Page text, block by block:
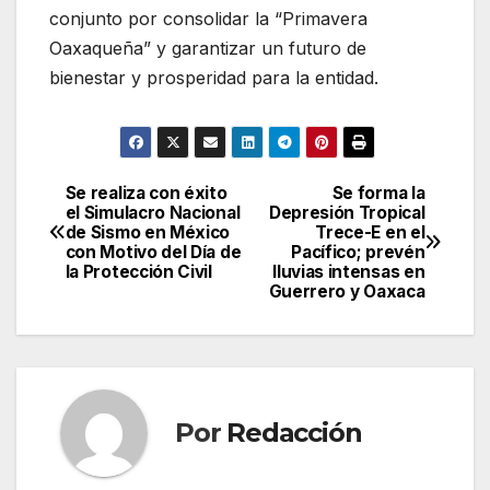
conjunto por consolidar la “Primavera
Oaxaqueña” y garantizar un futuro de
bienestar y prosperidad para la entidad.
Navegación
de
Se forma la
Depresión Tropical
Trece-E en el
Pacífico; prevén
lluvias intensas en
Guerrero y Oaxaca
Se realiza con éxito
el Simulacro Nacional
de Sismo en México
con Motivo del Día de
la Protección Civil
Por Redacción